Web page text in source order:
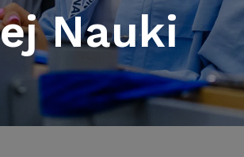
Nauki